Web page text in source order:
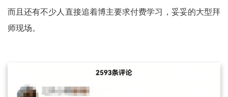
而且还有不少人直接追着博主要求付费学习，妥妥的大型拜
师现场。